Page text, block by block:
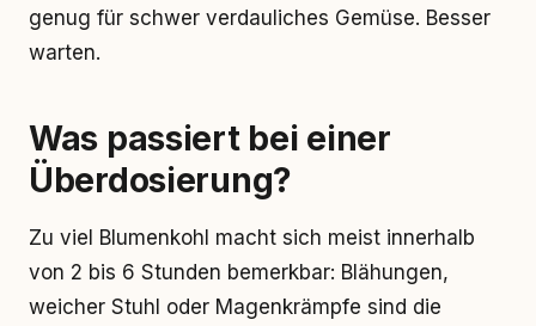
genug für schwer verdauliches Gemüse. Besser
warten.
Was passiert bei einer
Überdosierung?
Zu viel Blumenkohl macht sich meist innerhalb
von 2 bis 6 Stunden bemerkbar: Blähungen,
weicher Stuhl oder Magenkrämpfe sind die